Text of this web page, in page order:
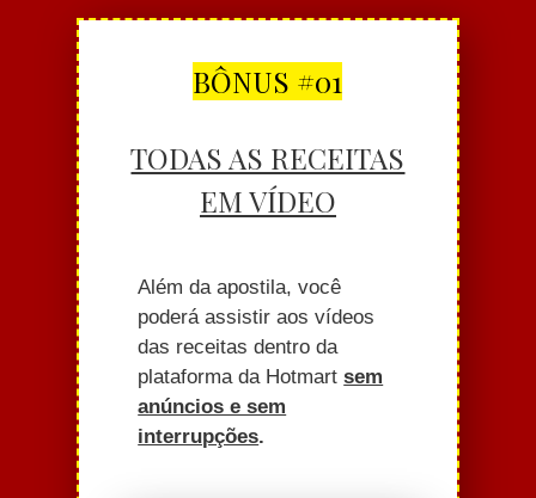
BÔNUS #01
TODAS AS RECEITAS
EM VÍDEO
Além da apostila, você
poderá assistir aos vídeos
das receitas dentro da
plataforma da Hotmartsem
anúncios e sem
interrupções.